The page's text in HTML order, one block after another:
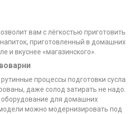
вам с лёгкостью приготовить
приготовленный в домашних
и вкуснее «магазинского».
процессы подготовки сусла
даже солод затирать не надо.
для домашних
можно модернизировать под